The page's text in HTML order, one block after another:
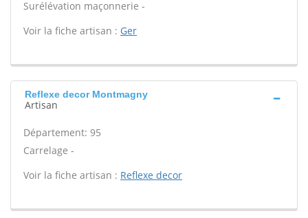
Surélévation maçonnerie -
Voir la fiche artisan : Ger
Reflexe decor Montmagny
Artisan
Département: 95
Carrelage -
Voir la fiche artisan : Reflexe decor